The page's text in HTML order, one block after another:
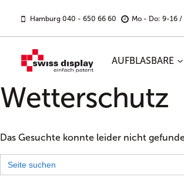
Inhalt
springen
Hamburg 040 - 650 66 60 Mo - Do: 9-16 /
AUFBLASBARE
Wetterschutz
Das Gesuchte konnte leider nicht
Search
for: